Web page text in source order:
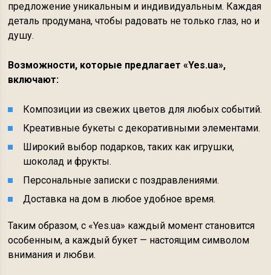
предложение уникальным и индивидуальным. Каждая
деталь продумана, чтобы радовать не только глаз, но и
душу.
Возможности, которые предлагает «Yes.ua»,
включают:
Композиции из свежих цветов для любых событий.
Креативные букеты с декоративными элементами.
Широкий выбор подарков, таких как игрушки,
шоколад и фрукты.
Персональные записки с поздравлениями.
Доставка на дом в любое удобное время.
Таким образом, с «Yes.ua» каждый момент становится
особенным, а каждый букет — настоящим символом
внимания и любви.